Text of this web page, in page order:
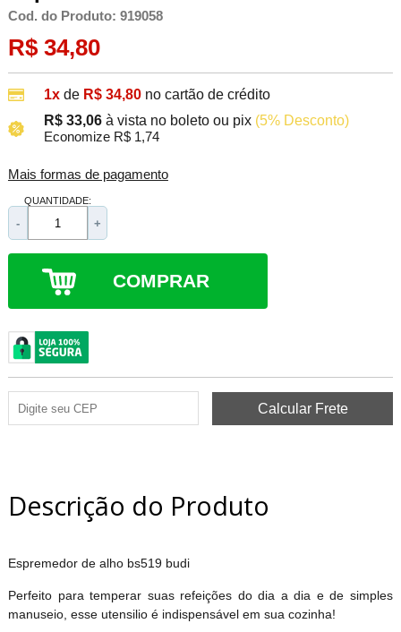
Cod. do Produto: 919058
R$ 34,80
1xde R$ 34,80 no cartão de crédito
R$ 33,06 à vista no boleto ou pix (5% Desconto)
Economize R$ 1,74
Mais formas de pagamento
QUANTIDADE:
- +
COMPRAR
Descrição do Produto
Espremedor de alho bs519 budi
Perfeito para temperar suas refeições do dia a dia e de simples
manuseio, esse utensilio é indispensável em sua cozinha!